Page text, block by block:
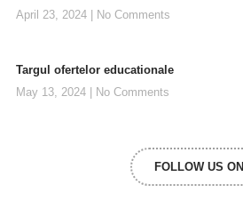
April 23, 2024
No Comments
Targul ofertelor educationale
May 13, 2024
No Comments
FOLLOW US ON